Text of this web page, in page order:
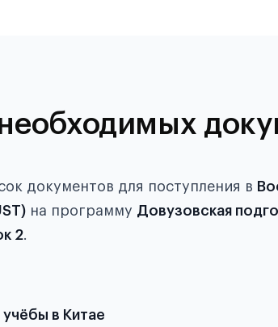
документов для поступления в
на программу Довузовская
2.
в Китае